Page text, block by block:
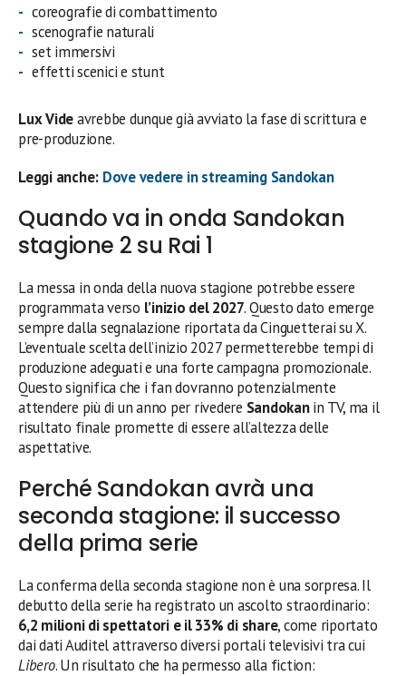
coreografie di combattimento
scenografie naturali
set immersivi
effetti scenici e stunt
Lux Videavrebbe dunque già avviato la fase di scrittura e
pre-produzione.
Leggi anche: Dove vedere in streaming Sandokan
Quando va in onda Sandokan
stagione 2 su Rai 1
La messa in onda della nuova stagione potrebbe essere
programmata verso l’inizio del 2027. Questo dato emerge
sempre dalla segnalazione riportata da Cinguetterai su X.
L’eventuale scelta dell’inizio 2027 permetterebbe tempi di
produzione adeguati e una forte campagna promozionale.
Questo significa che i fan dovranno potenzialmente
attendere più di un anno per rivedere Sandokanin TV, ma il
risultato finale promette di essere all’altezza delle
aspettative.
Perché Sandokan avrà una
seconda stagione: il successo
della prima serie
La conferma della seconda stagione non è una sorpresa. Il
debutto della serie ha registrato un ascolto straordinario:
6,2 milioni di spettatori e il 33% di share, come riportato
dai dati Auditel attraverso diversi portali televisivi tra cui
Libero. Un risultato che ha permesso alla fiction: